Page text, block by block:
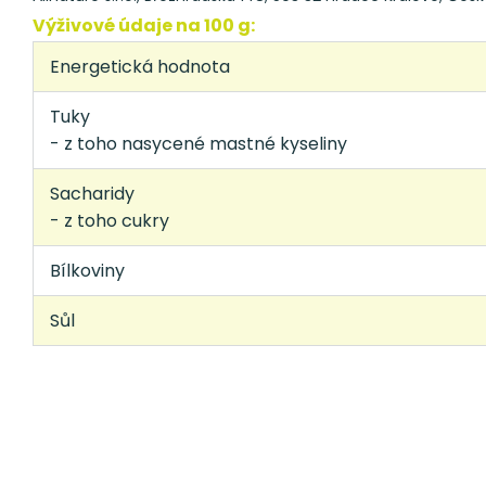
Výživové údaje na 100 g:
Energetická hodnota
Tuky
- z toho nasycené mastné kyseliny
Sacharidy
- z toho cukry
Bílkoviny
Sůl